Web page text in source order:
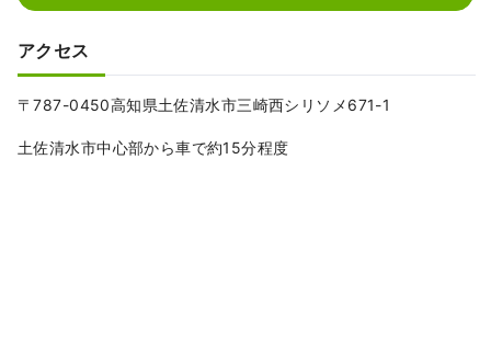
アクセス
〒787-0450高知県土佐清水市三崎西シリソメ671-1
土佐清水市中心部から車で約15分程度